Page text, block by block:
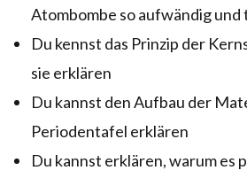
Atombombe so aufwändig und
Du kennst das Prinzip der
sie erklären
Du kannst den Aufbau der
Periodentafel erklären
Du kannst erklären, warum es